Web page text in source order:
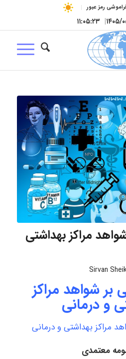
رمز عبور
۰۵/۱۷| ۱۱:۰۵:۲۵
مراکز بهداشتی
Sirvan
بر شواهد مراکز
و درمانی
مراکز بهداشتی و درمانی
معتمدی